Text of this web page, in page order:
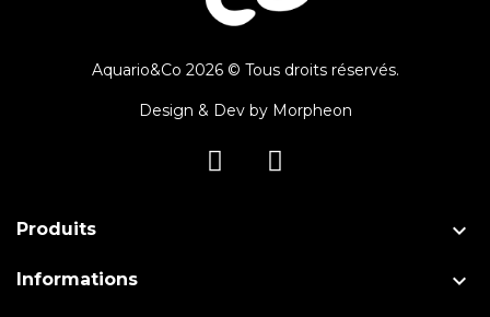
Aquario&Co 2026 © Tous droits réservés.
Design & Dev by Morpheon
Produits 
Informations 